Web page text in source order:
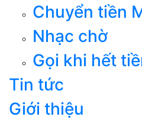
Chuyển tiền
Nhạc chờ
Gọi khi hết
Tin tức
Giới thiệu